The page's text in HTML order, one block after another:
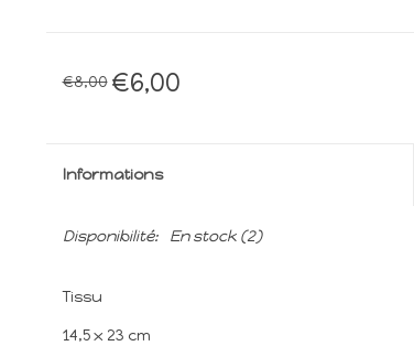
€8,00 €6,00
Informations
Disponibilité: En stock(2)
Tissu
14,5 x 23 cm